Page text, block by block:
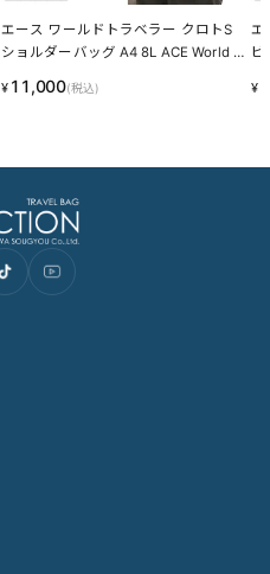
エース ワールドトラベラー クロトS
ショルダーバッグ A4 8L ACE World Tr
¥ 11,000(税込)
エ
ビ
¥